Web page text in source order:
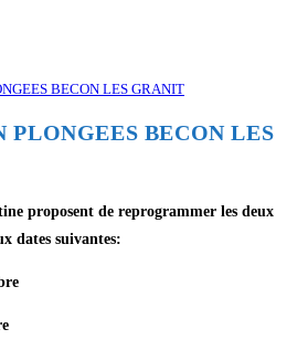
BECON LES GRANIT
BECON LES
proposent de reprogrammer les deux
dates suivantes: